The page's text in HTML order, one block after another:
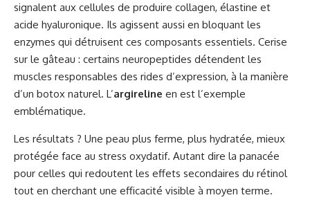
signalent aux cellules de produire collagen, élastine et
acide hyaluronique. Ils agissent aussi en bloquant les
enzymes qui détruisent ces composants essentiels. Cerise
sur le gâteau : certains neuropeptides détendent les
muscles responsables des rides d’expression, à la manière
d’un botox naturel. L’argireline en est l’exemple
emblématique.
Les résultats ? Une peau plus ferme, plus hydratée, mieux
protégée face au stress oxydatif. Autant dire la panacée
pour celles qui redoutent les effets secondaires du rétinol
tout en cherchant une efficacité visible à moyen terme.